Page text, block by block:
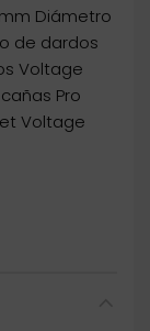
Diámetro
de dardos
Voltage
Pro
Voltage